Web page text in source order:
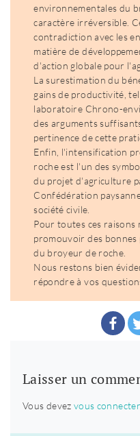
environnementales du
caractère irréversible.
contradiction avec les
matière de
d'action globale pour
La surestimation du
gains de productivité,
laboratoire Chrono-
des arguments
pertinence de cette
Enfin, l'intensification
roche est l'un des
du projet d'agriculture
Confédération
société civile.
Pour toutes ces raisons
promouvoir des
du broyeur de roche.
Nous restons bien
répondre à vos
Laisser un
Vous devez vous connecter